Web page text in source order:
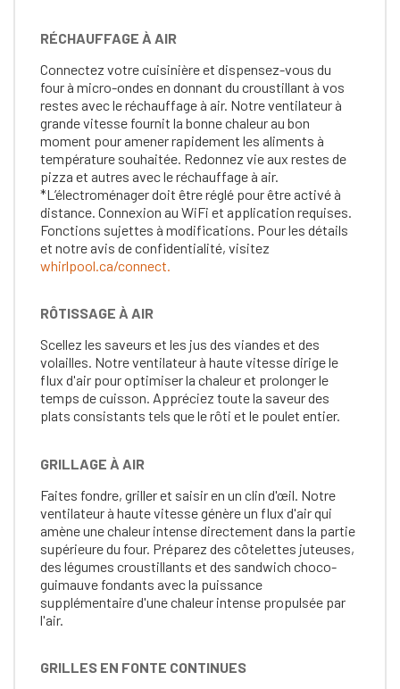
RÉCHAUFFAGE À AIR
Connectez votre cuisinière et dispensez-vous du
four à micro-ondes en donnant du croustillant à vos
restes avec le réchauffage à air. Notre ventilateur à
grande vitesse fournit la bonne chaleur au bon
moment pour amener rapidement les aliments à
température souhaitée. Redonnez vie aux restes de
pizza et autres avec le réchauffage à air.
*L’électroménager doit être réglé pour être activé à
distance. Connexion au WiFi et application requises.
Fonctions sujettes à modifications. Pour les détails
et notre avis de confidentialité, visitez
whirlpool.ca/connect.
RÔTISSAGE À AIR
Scellez les saveurs et les jus des viandes et des
volailles. Notre ventilateur à haute vitesse dirige le
flux d'air pour optimiser la chaleur et prolonger le
temps de cuisson. Appréciez toute la saveur des
plats consistants tels que le rôti et le poulet entier.
GRILLAGE À AIR
Faites fondre, griller et saisir en un clin d'œil. Notre
ventilateur à haute vitesse génère un flux d'air qui
amène une chaleur intense directement dans la partie
supérieure du four. Préparez des côtelettes juteuses,
des légumes croustillants et des sandwich choco-
guimauve fondants avec la puissance
supplémentaire d'une chaleur intense propulsée par
l'air.
GRILLES EN FONTE CONTINUES